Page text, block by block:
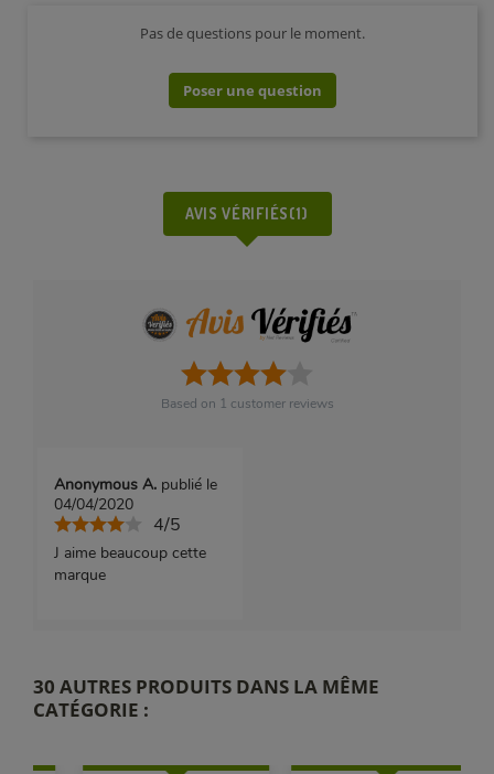
Pas de questions pour le moment.
Poser une question
AVIS VÉRIFIÉS(1)
Based on 1 customer reviews
Anonymous A. publié le
04/04/2020
4/5
J aime beaucoup cette
marque
30 AUTRES PRODUITS DANS LA MÊME
CATÉGORIE :